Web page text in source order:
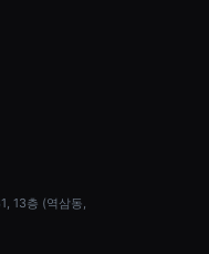
13층 (역삼동,